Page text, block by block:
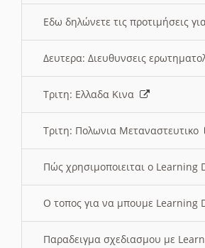
Εδω δηλώνετε τις προτιμήσεις
Δευτερα: Διευθυνσεις
Τριτη: Ελλαδα Κινα
Τριτη: Πολωνια Μεταναστευτικο
Πώς χρησιμοποιειται ο Learning
O τοπος για να μπουμε Learning
Παραδειγμα σχεδιασμου με